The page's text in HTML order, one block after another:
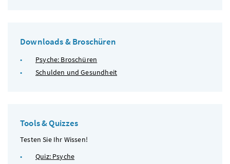
Downloads & Broschüren
Psyche: Broschüren
Schulden und Gesundheit
Tools & Quizzes
Testen Sie Ihr Wissen!
Quiz: Psyche